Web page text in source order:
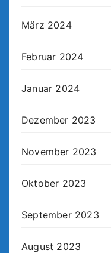
März 2024
Februar 2024
Januar 2024
Dezember 2023
November 2023
Oktober 2023
September 2023
August 2023